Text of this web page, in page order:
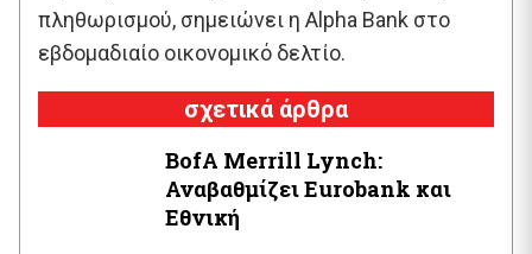
πληθωρισμού, σημειώνει η Alpha Bank στο
εβδομαδιαίο οικονομικό δελτίο.
σχετικά άρθρα
BofA Μerrill Lynch:
Αναβαθμίζει Eurobank και
Εθνική